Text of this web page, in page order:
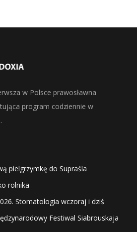
w Polsce prawosławna
program codziennie w
pielgrzymkę do Supraśla
rolnika
Stomatologia wczoraj i dziś
Festiwal Siabrouskaja